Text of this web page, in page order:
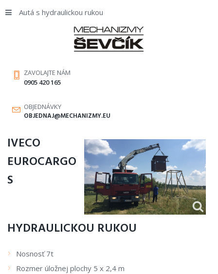
ZAVOLAJTE NÁM
0905 420 165
OBJEDNÁVKY
OBJEDNAJ@MECHANIZMY.EU
Autá s hydraulickou rukou
IVECO
EUROCARGO
S
HYDRAULICKOU RUKOU
Nosnosť 7t
Rozmer úložnej plochy 5 x 2,4 m